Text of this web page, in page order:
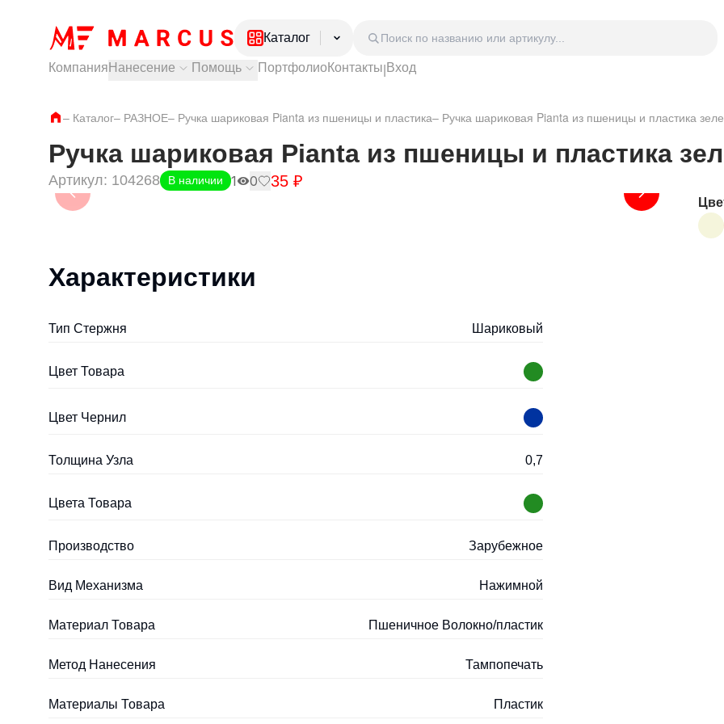
Каталог
Ежедневники и блокноты
Одежда
Обувь
Сумки
Видео Аудио Hi-Fi
Часы
Компания Нанесение
Лазерная гравировка
Помощь
Доставка и самовывоз
Оплата и гарантии
Частые вопросы
ПортфолиоКонтакты Вход
– Каталог– РАЗНОЕ– Ручка шариковая Pianta из пшеницы и пластика– Ручка шариковая Pianta из пшеницы и пластика
Ручка шариковая Pianta из пшеницы и пластика
Артикул: 104268 В наличии 1 0 35 ₽
Характеристики
Тип Стержня Шариковый
Цвет Товара
Цвет Чернил
Толщина Узла 0,7
Цвета Товара
Производство Зарубежное
Вид Механизма Нажимной
Материал Товара Пшеничное Волокно/пластик
Метод Нанесения Тампопечать
Материалы Товара Пластик